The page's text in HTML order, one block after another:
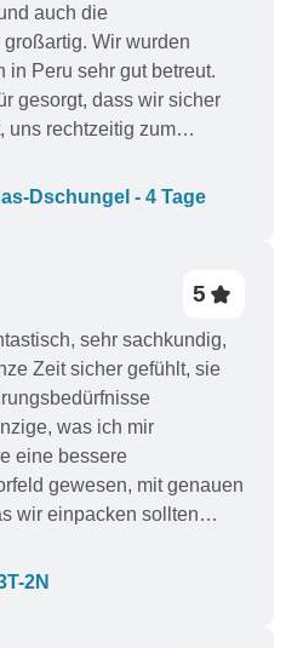
auch die
Wir wurden
in Peru sehr gut betreut.
gesorgt, dass wir sicher
uns rechtzeitig zum
Dschungel - 4 Tage
5
sehr sachkundig,
Zeit sicher gefühlt, sie
was ich mir
eine bessere
gewesen, mit genauen
wir einpacken sollten
Schuhe in den Lodges,
- alles notwendig, aber
2N